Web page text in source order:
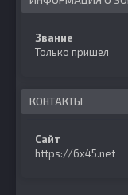
Звание
Только пришел
КОНТАКТЫ
Сайт
https://6x45.net